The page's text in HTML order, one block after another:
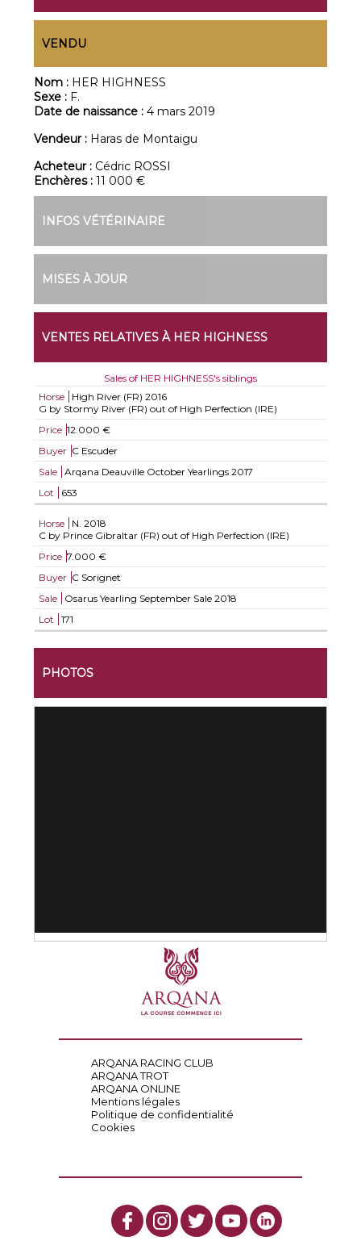
VENDU
Nom : HER HIGHNESS
Sexe : F.
Date de naissance :4 mars 2019
Vendeur : Haras de Montaigu
Acheteur : Cédric ROSSI
Enchères :11 000 €
INFOS VÉTÉRINAIRE
MISES À JOUR
VENTES RELATIVES À HER HIGHNESS
Sales of HER HIGHNESS's siblings
Horse
High River (FR) 2016
G by Stormy River (FR) out of High Perfection (IRE)
Price 12.000 €
Buyer C Escuder
Sale
Arqana Deauville October Yearlings 2017
Lot
653
Horse N. 2018
C by Prince Gibraltar (FR) out of High Perfection (IRE)
Price 7.000 €
Buyer C Sorignet
Sale
Osarus Yearling September Sale 2018
Lot
171
PHOTOS
ARQANA RACING CLUB
ARQANA TROT
ARQANA ONLINE
Mentions légales
Politique de confidentialité
Cookies